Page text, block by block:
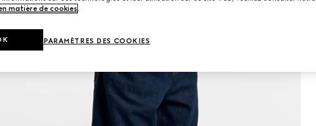
matière de cookies.
PARAMÈTRES DES COOKIES